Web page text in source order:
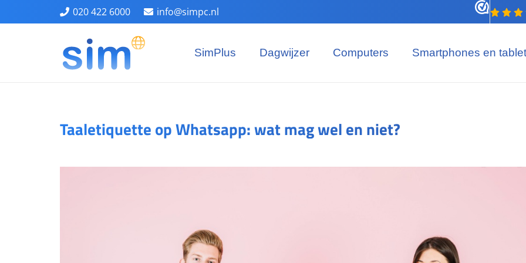
020 422 6000 info@simpc.nl
SimPlus Dagwijzer Computers Smartphones en
Taaletiquette op Whatsapp: wat mag wel en niet?